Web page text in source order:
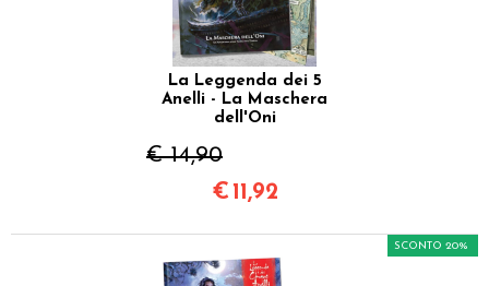
La Leggenda dei 5
Anelli - La Maschera
dell'Oni
€ 14,90
€ 11,92
SCONTO 20%